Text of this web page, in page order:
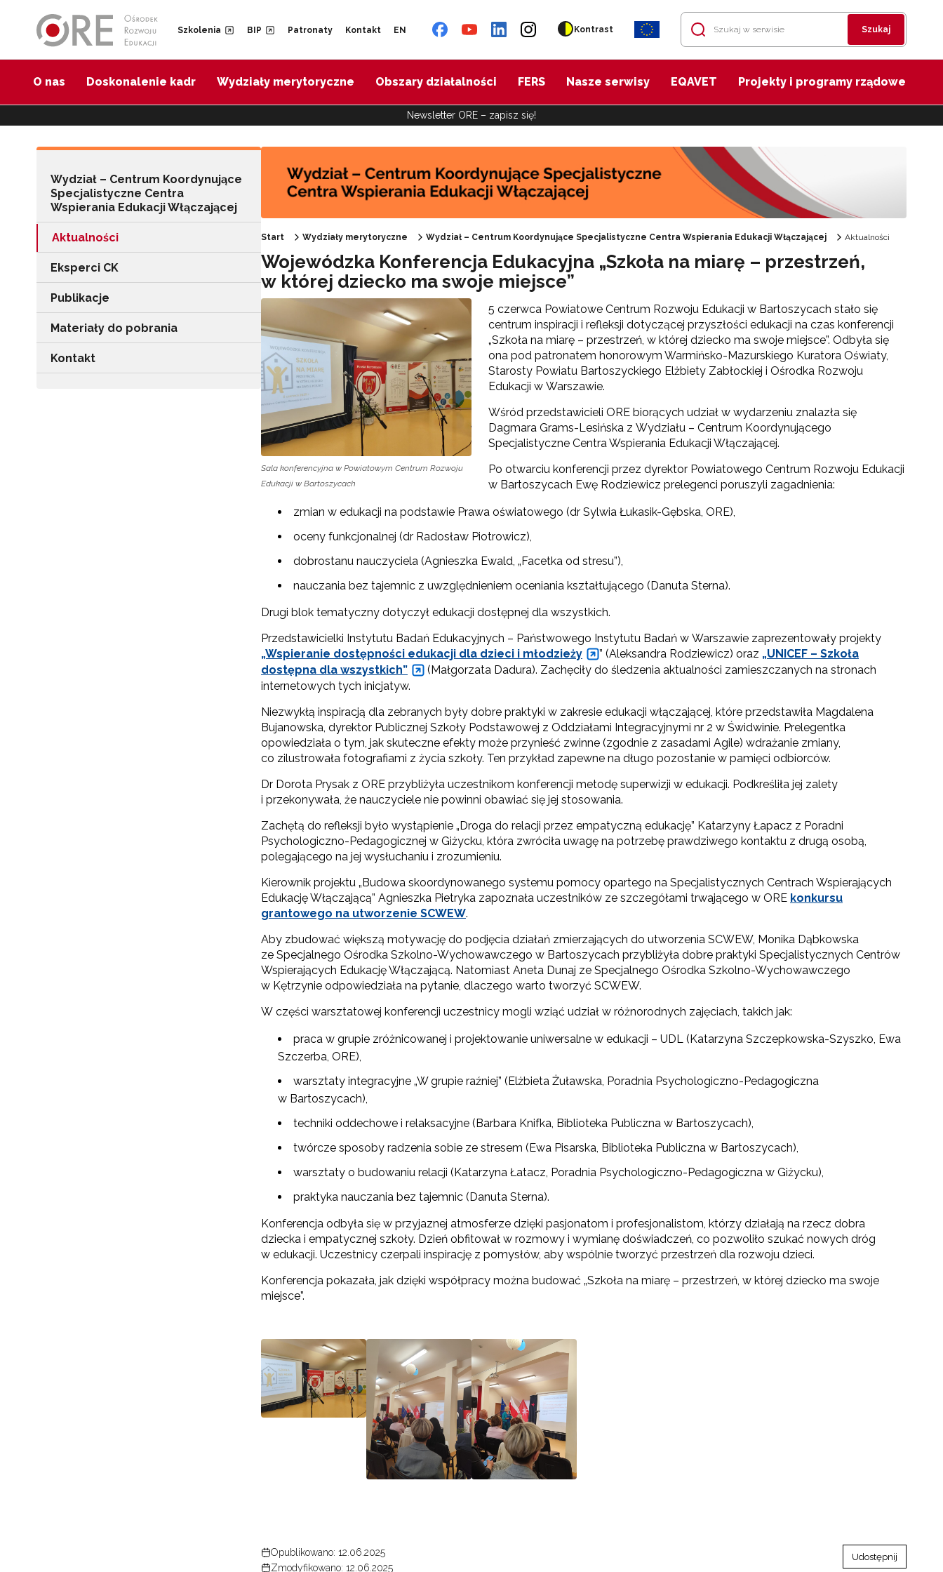
Szkolenia BIP Patronaty Kontakt EN Kontrast Szukaj
O nas Doskonalenie kadr Wydziały merytoryczne Obszary działalności FERS Nasze serwisy EQAVET Projekty i programy rządowe
Newsletter ORE – zapisz się!
Wydział – Centrum Koordynujące
Specjalistyczne Centra
Wspierania Edukacji Włączającej
Aktualności
Eksperci CK
Publikacje
Materiały do pobrania
Kontakt
Start Wydziały merytoryczne Wydział – Centrum Koordynujące Specjalistyczne Centra Wspierania Edukacji Włączającej Aktualności
Wojewódzka Konferencja Edukacyjna „Szkoła na miarę – przestrzeń,
w której dziecko ma swoje miejsce”
Sala konferencyjna w Powiatowym Centrum Rozwoju
Edukacji w Bartoszycach
5 czerwca Powiatowe Centrum Rozwoju Edukacji w Bartoszycach stało się
centrum inspiracji i refleksji dotyczącej przyszłości edukacji na czas konferencji
„Szkoła na miarę – przestrzeń, w której dziecko ma swoje miejsce”. Odbyła się
ona pod patronatem honorowym Warmińsko-Mazurskiego Kuratora Oświaty,
Starosty Powiatu Bartoszyckiego Elżbiety Zabłockiej i Ośrodka Rozwoju
Edukacji w Warszawie.
Wśród przedstawicieli ORE biorących udział w wydarzeniu znalazła się
Dagmara Grams-Lesińska z Wydziału – Centrum Koordynującego
Specjalistyczne Centra Wspierania Edukacji Włączającej.
Po otwarciu konferencji przez dyrektor Powiatowego Centrum Rozwoju Edukacji
w Bartoszycach Ewę Rodziewicz prelegenci poruszyli zagadnienia:
zmian w edukacji na podstawie Prawa oświatowego (dr Sylwia Łukasik-Gębska, ORE),
oceny funkcjonalnej (dr Radosław Piotrowicz),
dobrostanu nauczyciela (Agnieszka Ewald, „Facetka od stresu”),
nauczania bez tajemnic z uwzględnieniem oceniania kształtującego (Danuta Sterna).
Drugi blok tematyczny dotyczył edukacji dostępnej dla wszystkich.
Przedstawicielki Instytutu Badań Edukacyjnych – Państwowego Instytutu Badań w Warszawie zaprezentowały projekty
„Wspieranie dostępności edukacji dla dzieci i młodzieży
” (Aleksandra Rodziewicz) oraz „UNICEF – Szkoła
dostępna dla wszystkich”
(Małgorzata Dadura). Zachęciły do śledzenia aktualności zamieszczanych na stronach
internetowych tych inicjatyw.
Niezwykłą inspiracją dla zebranych były dobre praktyki w zakresie edukacji włączającej, które przedstawiła Magdalena
Bujanowska, dyrektor Publicznej Szkoły Podstawowej z Oddziałami Integracyjnymi nr 2 w Świdwinie. Prelegentka
opowiedziała o tym, jak skuteczne efekty może przynieść zwinne (zgodnie z zasadami Agile) wdrażanie zmiany,
co zilustrowała fotografiami z życia szkoły. Ten przykład zapewne na długo pozostanie w pamięci odbiorców.
Dr Dorota Prysak z ORE przybliżyła uczestnikom konferencji metodę superwizji w edukacji. Podkreśliła jej zalety
i przekonywała, że nauczyciele nie powinni obawiać się jej stosowania.
Zachętą do refleksji było wystąpienie „Droga do relacji przez empatyczną edukację” Katarzyny Łapacz z Poradni
Psychologiczno-Pedagogicznej w Giżycku, która zwróciła uwagę na potrzebę prawdziwego kontaktu z drugą osobą,
polegającego na jej wysłuchaniu i zrozumieniu.
Kierownik projektu „Budowa skoordynowanego systemu pomocy opartego na Specjalistycznych Centrach Wspierających
Edukację Włączającą” Agnieszka Pietryka zapoznała uczestników ze szczegółami trwającego w ORE konkursu
grantowego na utworzenie SCWEW.
Aby zbudować większą motywację do podjęcia działań zmierzających do utworzenia SCWEW, Monika Dąbkowska
ze Specjalnego Ośrodka Szkolno-Wychowawczego w Bartoszycach przybliżyła dobre praktyki Specjalistycznych Centrów
Wspierających Edukację Włączającą. Natomiast Aneta Dunaj ze Specjalnego Ośrodka Szkolno-Wychowawczego
w Kętrzynie odpowiedziała na pytanie, dlaczego warto tworzyć SCWEW.
W części warsztatowej konferencji uczestnicy mogli wziąć udział w różnorodnych zajęciach, takich jak:
praca w grupie zróżnicowanej i projektowanie uniwersalne w edukacji – UDL (Katarzyna Szczepkowska-Szyszko, Ewa
Szczerba, ORE),
warsztaty integracyjne „W grupie raźniej” (Elżbieta Żuławska, Poradnia Psychologiczno-Pedagogiczna
w Bartoszycach),
techniki oddechowe i relaksacyjne (Barbara Knifka, Biblioteka Publiczna w Bartoszycach),
twórcze sposoby radzenia sobie ze stresem (Ewa Pisarska, Biblioteka Publiczna w Bartoszycach),
warsztaty o budowaniu relacji (Katarzyna Łatacz, Poradnia Psychologiczno-Pedagogiczna w Giżycku),
praktyka nauczania bez tajemnic (Danuta Sterna).
Konferencja odbyła się w przyjaznej atmosferze dzięki pasjonatom i profesjonalistom, którzy działają na rzecz dobra
dziecka i empatycznej szkoły. Dzień obfitował w rozmowy i wymianę doświadczeń, co pozwoliło szukać nowych dróg
w edukacji. Uczestnicy czerpali inspirację z pomysłów, aby wspólnie tworzyć przestrzeń dla rozwoju dzieci.
Konferencja pokazała, jak dzięki współpracy można budować „Szkoła na miarę – przestrzeń, w której dziecko ma swoje
miejsce”.
Opublikowano: 12.06.2025
Zmodyfikowano: 12.06.2025
Udostępnij
Newsletter ORE
o szkoleniach i programach.
Adres e-mail:
Wyrażam zgodę na przetwarzanie moich danych osobowych przez ORE w
celach marketingowych.
Zapisuję się